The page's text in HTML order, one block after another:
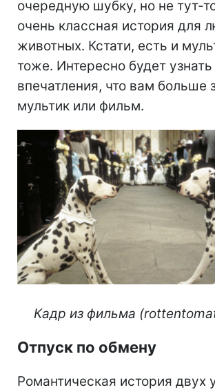
очередную шубку, но не тут-
очень классная история для
животных. Кстати, есть и
тоже. Интересно будет
впечатления, что вам больше
мультик или фильм.
Кадр из фильма
Отпуск по обмену
Романтическая история двух